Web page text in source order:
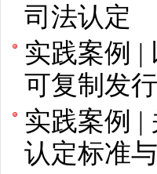
司法认定
实践案例 |
可复制发
实践案例 |
认定标准